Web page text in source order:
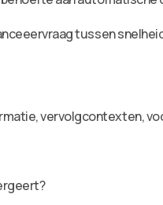
tussen
vervolgcontexten,